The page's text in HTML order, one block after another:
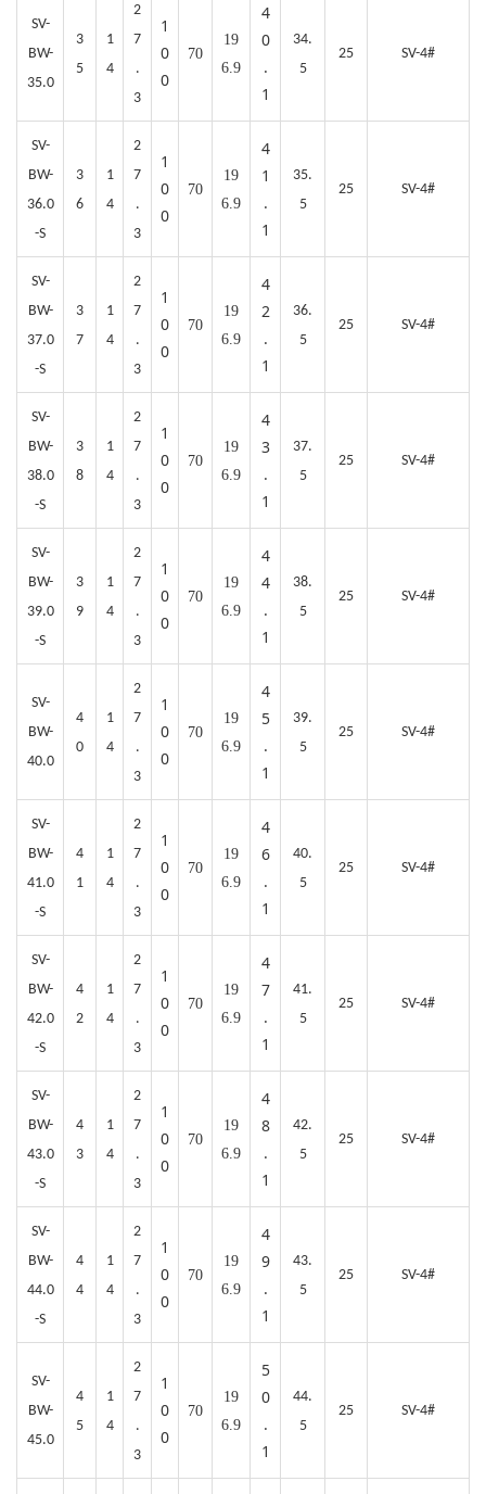
SV-
BW-
35.0
3
5
1
4
2
7
.
3
1
0
0
70
19
6.9
4
0
.
1
34.
5
25 SV-4#
SV-
BW-
36.0
-S
3
6
1
4
2
7
.
3
1
0
0
70
19
6.9
4
1
.
1
35.
5
25 SV-4#
SV-
BW-
37.0
-S
3
7
1
4
2
7
.
3
1
0
0
70
19
6.9
4
2
.
1
36.
5
25 SV-4#
SV-
BW-
38.0
-S
3
8
1
4
2
7
.
3
1
0
0
70
19
6.9
4
3
.
1
37.
5
25 SV-4#
SV-
BW-
39.0
-S
3
9
1
4
2
7
.
3
1
0
0
70
19
6.9
4
4
.
1
38.
5
25 SV-4#
SV-
BW-
40.0
4
0
1
4
2
7
.
3
1
0
0
70
19
6.9
4
5
.
1
39.
5
25 SV-4#
SV-
BW-
41.0
-S
4
1
1
4
2
7
.
3
1
0
0
70
19
6.9
4
6
.
1
40.
5
25 SV-4#
SV-
BW-
42.0
-S
4
2
1
4
2
7
.
3
1
0
0
70
19
6.9
4
7
.
1
41.
5
25 SV-4#
SV-
BW-
43.0
-S
4
3
1
4
2
7
.
3
1
0
0
70
19
6.9
4
8
.
1
42.
5
25 SV-4#
SV-
BW-
44.0
-S
4
4
1
4
2
7
.
3
1
0
0
70
19
6.9
4
9
.
1
43.
5
25 SV-4#
SV-
BW-
45.0
4
5
1
4
2
7
.
3
1
0
0
70
19
6.9
5
0
.
1
44.
5
25 SV-4#